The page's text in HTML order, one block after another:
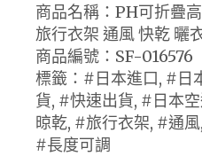
商品名稱：PH可折疊
旅行衣架 通風 快乾 曬
商品編號：SF-016576
標籤：#日本進口, #日
貨, #快速出貨, #日本
晾乾, #旅行衣架, #通
#長度可調